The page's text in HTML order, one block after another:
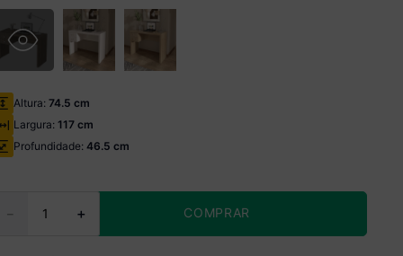
Altura: 74.5 cm
Largura: 117 cm
Profundidade: 46.5 cm
＋
－ COMPRAR